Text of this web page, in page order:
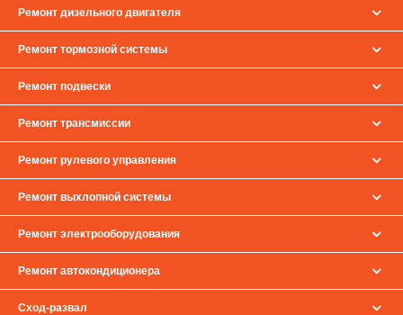
Ремонт дизельного двигателя
Ремонт тормозной системы
Ремонт подвески
Ремонт трансмиссии
Ремонт рулевого управления
Ремонт выхлопной системы
Ремонт электрооборудования
Ремонт автокондиционера
Сход-развал